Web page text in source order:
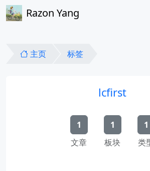
Razon Yang
主页 标签
lcfirst
1
文章
1
板块
1
类